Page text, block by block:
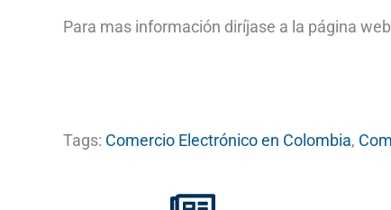
Para mas información diríjase a la página web
Tags: Comercio Electrónico en Colombia,